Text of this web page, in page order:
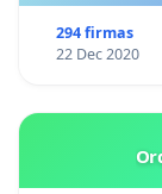
294 firmas
22 Dec 2020